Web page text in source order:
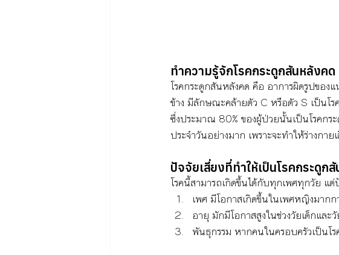
ทำความรู้จักโรคกระดูกสันหลังคด
โรคกระดูกสันหลังคด คือ อาการผิดรูปของ
ข้าง มีลักษณะคล้ายตัว C หรือตัว S เป็นโ
ซึ่งประมาณ 80% ของผู้ป่วยนั้นเป็นโรคกร
ประจำวันอย่างมาก เพราะจะทำให้ร่างกาย
ปัจจัยเสี่ยงที่ทำให้เป็นโรคกระดูก
โรคนี้สามารถเกิดขึ้นได้กับทุกเพศทุกวัย แต่
เพศ มีโอกาสเกิดขึ้นในเพศหญิงมากก
อายุ มักมีโอกาสสูงในช่วงวัยเด็กแล
พันธุกรรม หากคนในครอบครัวเป็นโ